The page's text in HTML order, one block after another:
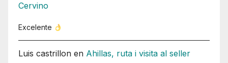
Cervino
Excelente
Luis castrillon en Ahillas, ruta i visita al seller